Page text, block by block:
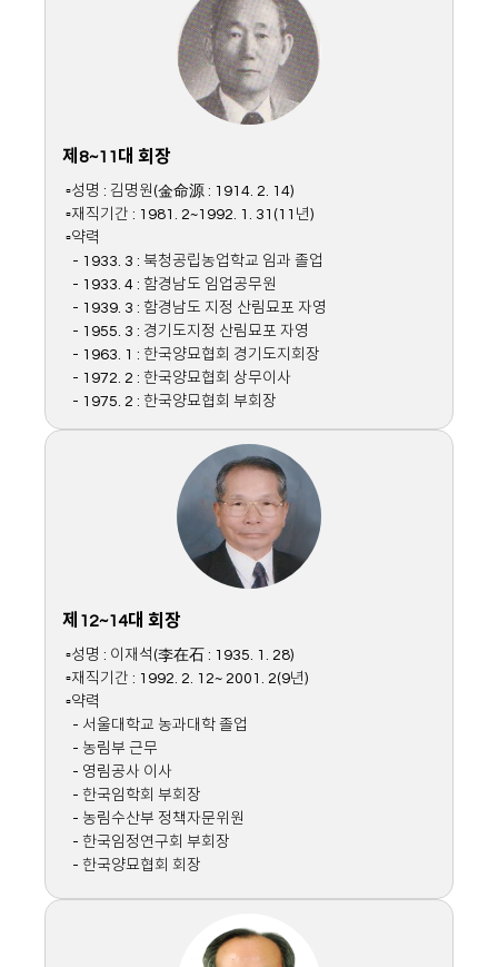
제8~11대 회장
▫성명 : 김명원(金命源 : 1914. 2. 14)
▫재직기간 : 1981. 2~1992. 1. 31(11년)
▫약력
- 1933. 3 : 북청공립농업학교 임과 졸업
- 1933. 4 : 함경남도 임업공무원
- 1939. 3 : 함경남도 지정 산림묘포 자영
- 1955. 3 : 경기도지정 산림묘포 자영
- 1963. 1 : 한국양묘협회 경기도지회장
- 1972. 2 : 한국양묘협회 상무이사
- 1975. 2 : 한국양묘협회 부회장
제12~14대 회장
▫성명 : 이재석(李在石 : 1935. 1. 28)
▫재직기간 : 1992. 2. 12~ 2001. 2(9년)
▫약력
- 서울대학교 농과대학 졸업
- 농림부 근무
- 영림공사 이사
- 한국임학회 부회장
- 농림수산부 정책자문위원
- 한국임정연구회 부회장
- 한국양묘협회 회장